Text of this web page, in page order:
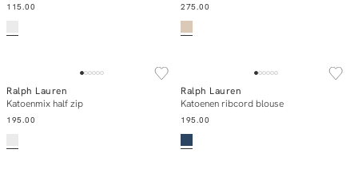
115.00 275.00
Add to cart
Ralph Lauren
Katoenmix half zip
195.00
Add to cart
Ralph Lauren
Katoenen ribcord blouse
195.00